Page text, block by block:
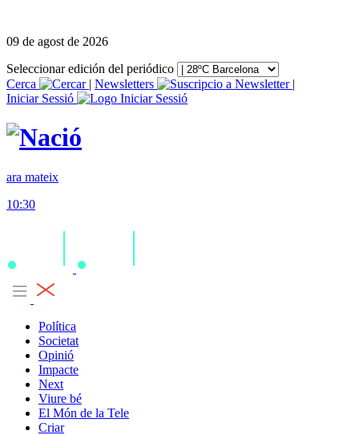
09 de agost de 2026
Seleccionar edición del periódico
Cerca
| Newsletters
|
Iniciar Sessió
ara mateix
10:30
Política
Societat
Opinió
Impacte
Next
Viure bé
El Món de la Tele
Criar